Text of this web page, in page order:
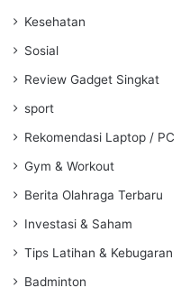
Kesehatan
Sosial
Review Gadget Singkat
sport
Rekomendasi Laptop / PC
Gym & Workout
Berita Olahraga Terbaru
Investasi & Saham
Tips Latihan & Kebugaran
Badminton